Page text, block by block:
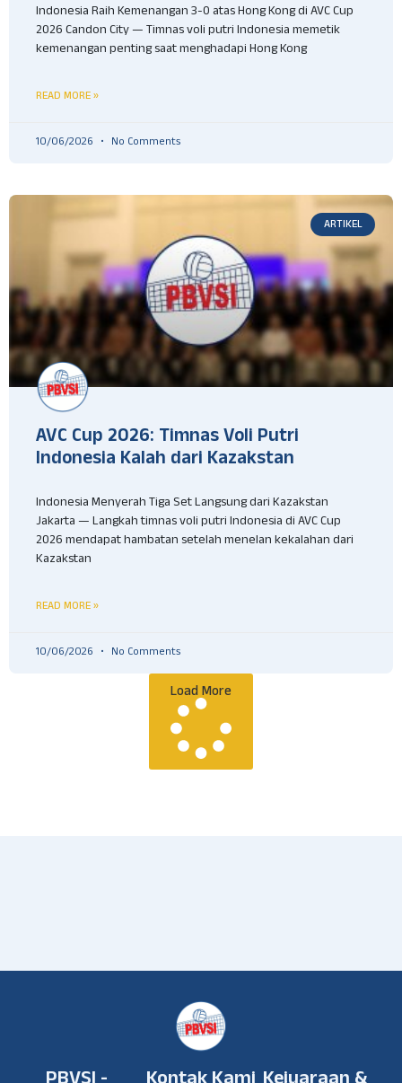
Indonesia Raih Kemenangan 3-0 atas Hong Kong di AVC Cup
2026 Candon City — Timnas voli putri Indonesia memetik
kemenangan penting saat menghadapi Hong Kong
READ MORE »
10/06/2026 No Comments
ARTIKEL
AVC Cup 2026: Timnas Voli Putri
Indonesia Kalah dari Kazakstan
Indonesia Menyerah Tiga Set Langsung dari Kazakstan
Jakarta — Langkah timnas voli putri Indonesia di AVC Cup
2026 mendapat hambatan setelah menelan kekalahan dari
Kazakstan
READ MORE »
10/06/2026 No Comments
Load More